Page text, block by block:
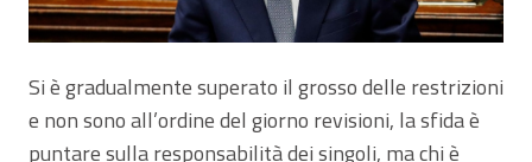
Si è gradualmente superato il grosso delle restrizioni
e non sono all’ordine del giorno revisioni, la sfida è
puntare sulla responsabilità dei singoli, ma chi è